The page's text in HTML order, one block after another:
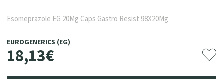
Esomeprazole EG 20Mg Caps Gastro Resist 98X20Mg
EUROGENERICS (EG)
18,13€